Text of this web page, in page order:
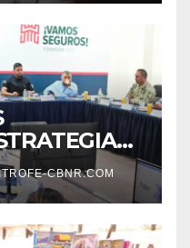
Y
CBNR.COM